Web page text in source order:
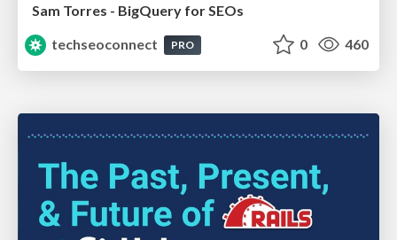
Sam Torres - BigQuery for SEOs
techseoconnect
PRO 0 460